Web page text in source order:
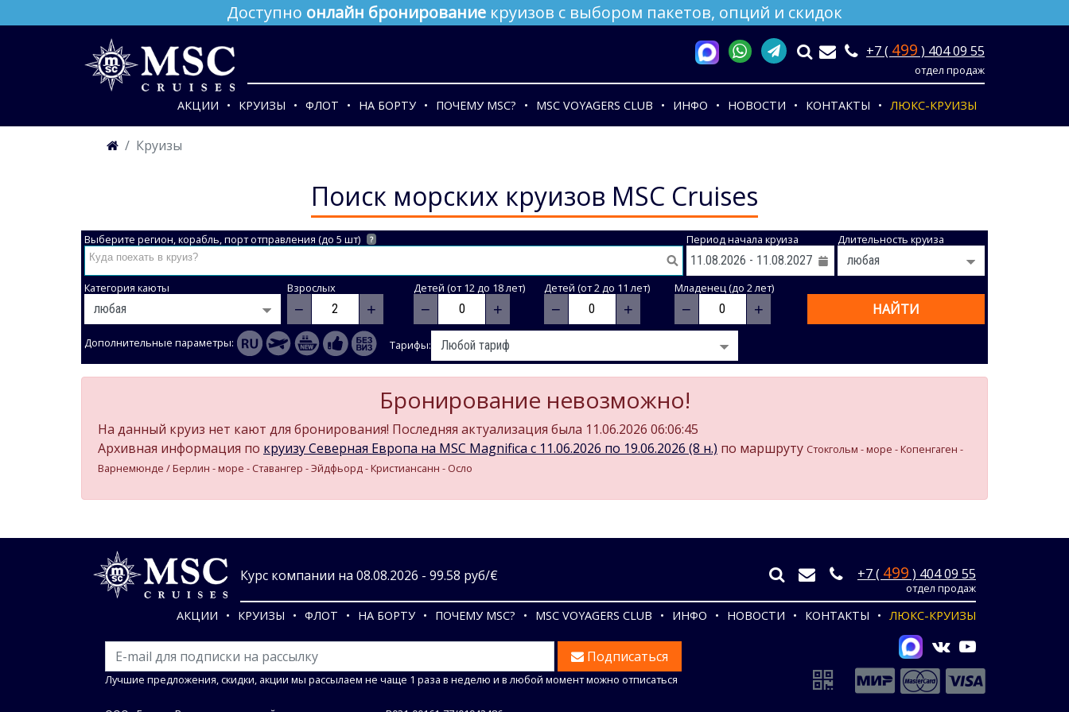
Доступно онлайн бронирование круизов с выбором пакетов, опций и скидок
+7 ( 499 ) 404 09 55
отдел продаж
АКЦИИ КРУИЗЫ ФЛОТ НА БОРТУ ПОЧЕМУ MSC? MSC VOYAGERS CLUB ИНФО НОВОСТИ КОНТАКТЫ ЛЮКС-КРУИЗЫ
Круизы
Поиск морских круизов MSC Cruises
Выберите регион, корабль, порт отправления (до 5 шт) ? Период начала круиза Длительность круиза
Категория каюты Взрослых
− +
Детей (от 12 до 18 лет)
− +
Детей (от 2 до 11 лет)
− +
Младенец (до 2 лет)
− + НАЙТИ
Дополнительные параметры: Тарифы:
Бронирование невозможно!
На данный круиз нет кают для бронирования! Последняя актуализация была 11.06.2026 06:06:45
Архивная информация по круизу Северная Европа на MSC Magnifica c 11.06.2026 по 19.06.2026 (8 н.) по маршруту Стокгольм - море - Копенгаген -
Варнемюнде / Берлин - море - Ставангер - Эйдфьорд - Кристиансанн - Осло
Курс компании на 08.08.2026 - 99.58 руб/€ +7 ( 499 ) 404 09 55
отдел продаж
АКЦИИ КРУИЗЫ ФЛОТ НА БОРТУ ПОЧЕМУ MSC? MSC VOYAGERS CLUB ИНФО НОВОСТИ КОНТАКТЫ ЛЮКС-КРУИЗЫ
Подписаться
Лучшие предложения, скидки, акции мы рассылаем не чаще 1 раза в неделю и в любой момент можно отписаться